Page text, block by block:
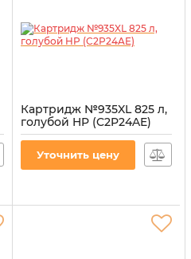
Картридж №935XL 825 л,
голубой HP (C2P24AE)
Артикул:CI-HP-C2P24AE-C-XL
Уточнить цену